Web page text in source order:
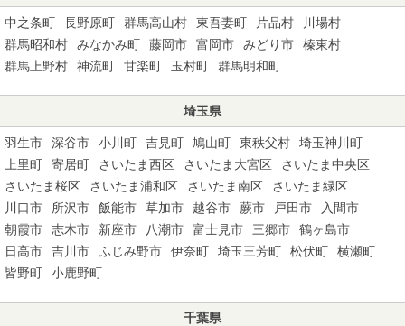
中之条町 長野原町 群馬高山村 東吾妻町 片品村
川場村
群馬昭和村
みなかみ町 藤岡市 富岡市 みどり市
榛東村
群馬上野村
神流町 甘楽町 玉村町 群馬明和町
埼玉県
羽生市 深谷市 小川町 吉見町 鳩山町 東秩父村
埼玉神川町
上里町
寄居町 さいたま西区 さいたま大宮区
さいたま中央区
さいたま桜区
さいたま浦和区 さいたま南区
さいたま緑区
川口市
所沢市 飯能市 草加市 越谷市 蕨市 戸田市
入間市
朝霞市
志木市 新座市 八潮市 富士見市 三郷市
鶴ヶ島市
日高市
吉川市 ふじみ野市 伊奈町 埼玉三芳町 松伏町
横瀬町
皆野町
小鹿野町
千葉県